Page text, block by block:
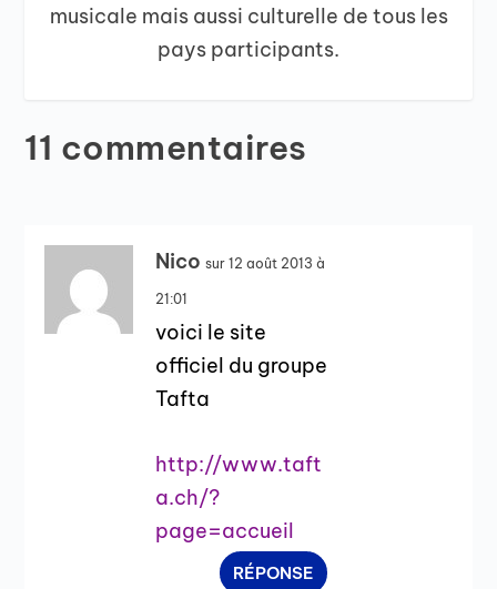
musicale mais aussi culturelle de tous les
pays participants.
11 commentaires
Nico sur 12 août 2013 à
21:01
voici le site
officiel du groupe
Tafta
http://www.taft
a.ch/?
page=accueil
RÉPONSE